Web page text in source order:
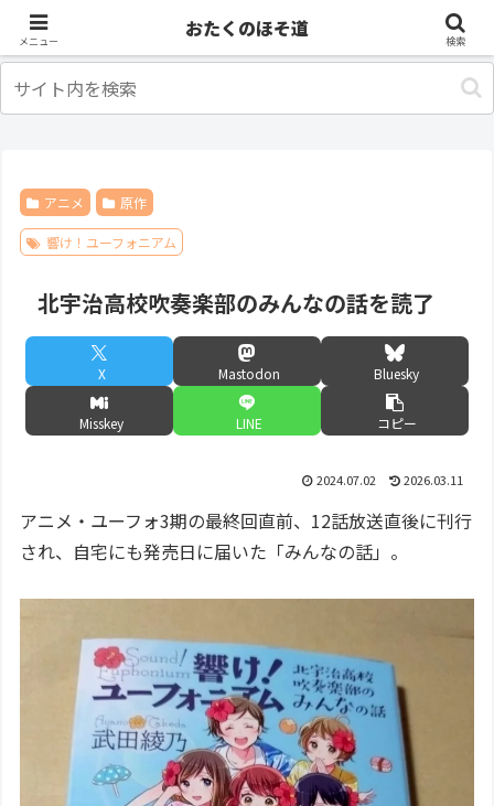
アニメ 原作
響け！ユーフォニアム
北宇治高校吹奏楽部のみんなの話を読了
X Mastodon Bluesky
Misskey LINE コピー
2024.07.02 2026.03.11
アニメ・ユーフォ3期の最終回直前、12話放送直後に刊行
され、自宅にも発売日に届いた「みんなの話」。
メニュー
おたくのほそ道
検索